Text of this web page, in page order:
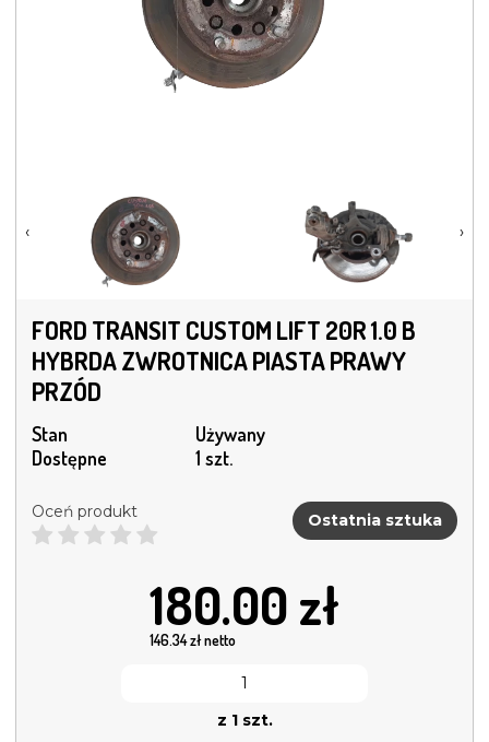
‹ ›
FORD TRANSIT CUSTOM LIFT 20R 1.0 B
HYBRDA ZWROTNICA PIASTA PRAWY
PRZÓD
Stan
Używany
Dostępne
1 szt.
Oceń produkt Ostatnia sztuka
180.00 zł
146.34zł netto
z 1 szt.